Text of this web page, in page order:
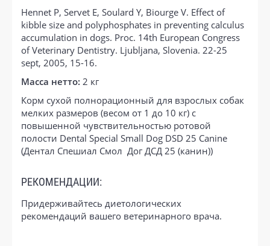
Hennet P, Servet E, Soulard Y, Biourge V. Effect of
kibble size and polyphosphates in preventing calculus
accumulation in dogs. Proc. 14th European Congress
of Veterinary Dentistry. Ljubljana, Slovenia. 22-25
sept, 2005, 15-16.
Масса нетто: 2 кг
Корм сухой полнорационный для взрослых собак
мелких размеров (весом от 1 до 10 кг) с
повышенной чувствительностью ротовой
полости Dental Special Small Dog DSD 25 Canine
(Дентал Спешиал Смол Дог ДСД 25 (канин))
РЕКОМЕНДАЦИИ:
Придерживайтесь диетологических
рекомендаций вашего ветеринарного врача.